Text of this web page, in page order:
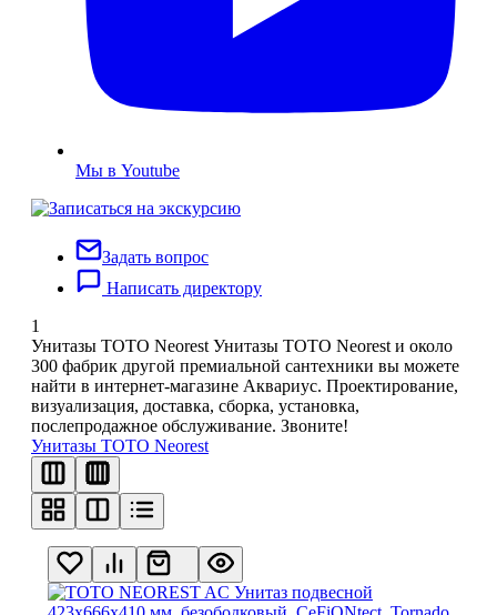
Мы в Youtube
Задать вопрос
Написать директору
1
Унитазы TOTO Neorest Унитазы TOTO Neorest и около
300 фабрик другой премиальной сантехники вы можете
найти в интернет-магазине Аквариус. Проектирование,
визуализация, доставка, сборка, установка,
послепродажное обслуживание. Звоните!
Унитазы TOTO Neorest